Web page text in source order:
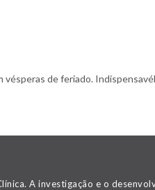
vésperas de feriado.
A investigação e o